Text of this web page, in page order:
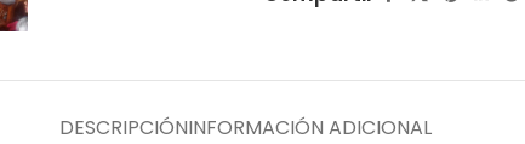
DESCRIPCIÓNINFORMACIÓN ADICIONAL